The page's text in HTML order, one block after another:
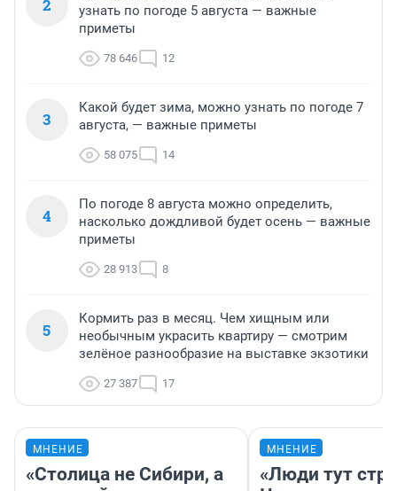
2
узнать по погоде 5 августа — важные
приметы
78 646 12
3
Какой будет зима, можно узнать по погоде 7
августа, — важные приметы
58 075 14
4
По погоде 8 августа можно определить,
насколько дождливой будет осень — важные
приметы
28 913 8
5
Кормить раз в месяц. Чем хищным или
необычным украсить квартиру — смотрим
зелёное разнообразие на выставке экзотики
27 387 17
МНЕНИЕ
«Столица не Сибири, а
МНЕНИЕ
«Люди тут